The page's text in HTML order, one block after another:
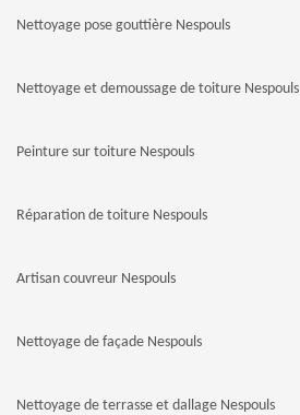
Nettoyage pose gouttière Nespouls
Nettoyage et demoussage de toiture Nespouls
Peinture sur toiture Nespouls
Réparation de toiture Nespouls
Artisan couvreur Nespouls
Nettoyage de façade Nespouls
Nettoyage de terrasse et dallage Nespouls